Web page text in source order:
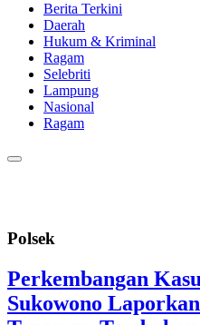
Berita Terkini
Daerah
Hukum & Kriminal
Ragam
Selebriti
Lampung
Nasional
Ragam
Polsek
Perkembangan
Sukowono